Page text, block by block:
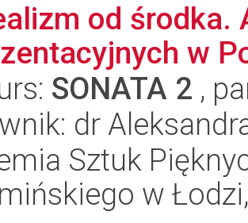
od środka.
w
SONATA 2 ,
dr
Sztuk
w